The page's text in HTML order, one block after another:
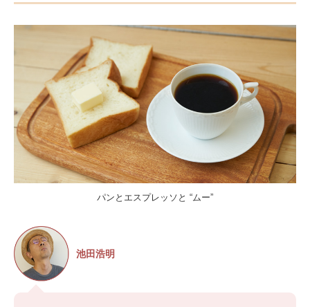
パンとエスプレッソと “ムー”
池田浩明